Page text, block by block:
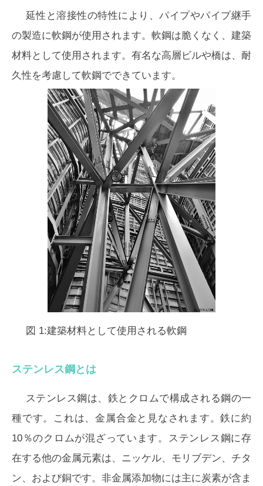
延性と溶接性の特性により、パイプやパイプ継手
の製造に軟鋼が使用されます。軟鋼は脆くなく、建築
材料として使用されます。有名な高層ビルや橋は、耐
久性を考慮して軟鋼でできています。
図 1:建築材料として使用される軟鋼
ステンレス鋼とは
ステンレス鋼は、鉄とクロムで構成される鋼の一
種です。これは、金属合金と見なされます。鉄に約
10％のクロムが混ざっています。ステンレス鋼に存
在する他の金属元素は、ニッケル、モリブデン、チタ
ン、および銅です。非金属添加物には主に炭素が含ま